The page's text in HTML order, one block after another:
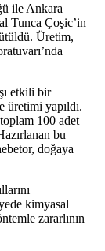
ile Ankara
Tunca Çoşic’in
Üretim,
etkili bir
yapıldı.
100 adet
bu
doğaya
kimyasal
zararlının